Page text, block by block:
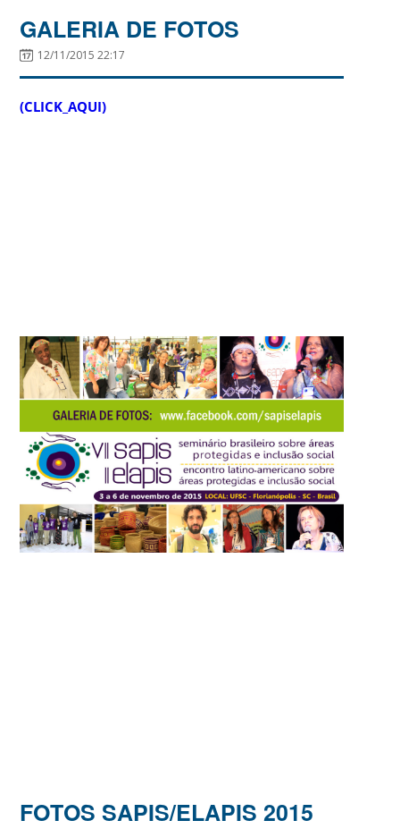
GALERIA DE FOTOS
12/11/2015 22:17
(CLICK_AQUI)
FOTOS SAPIS/ELAPIS 2015